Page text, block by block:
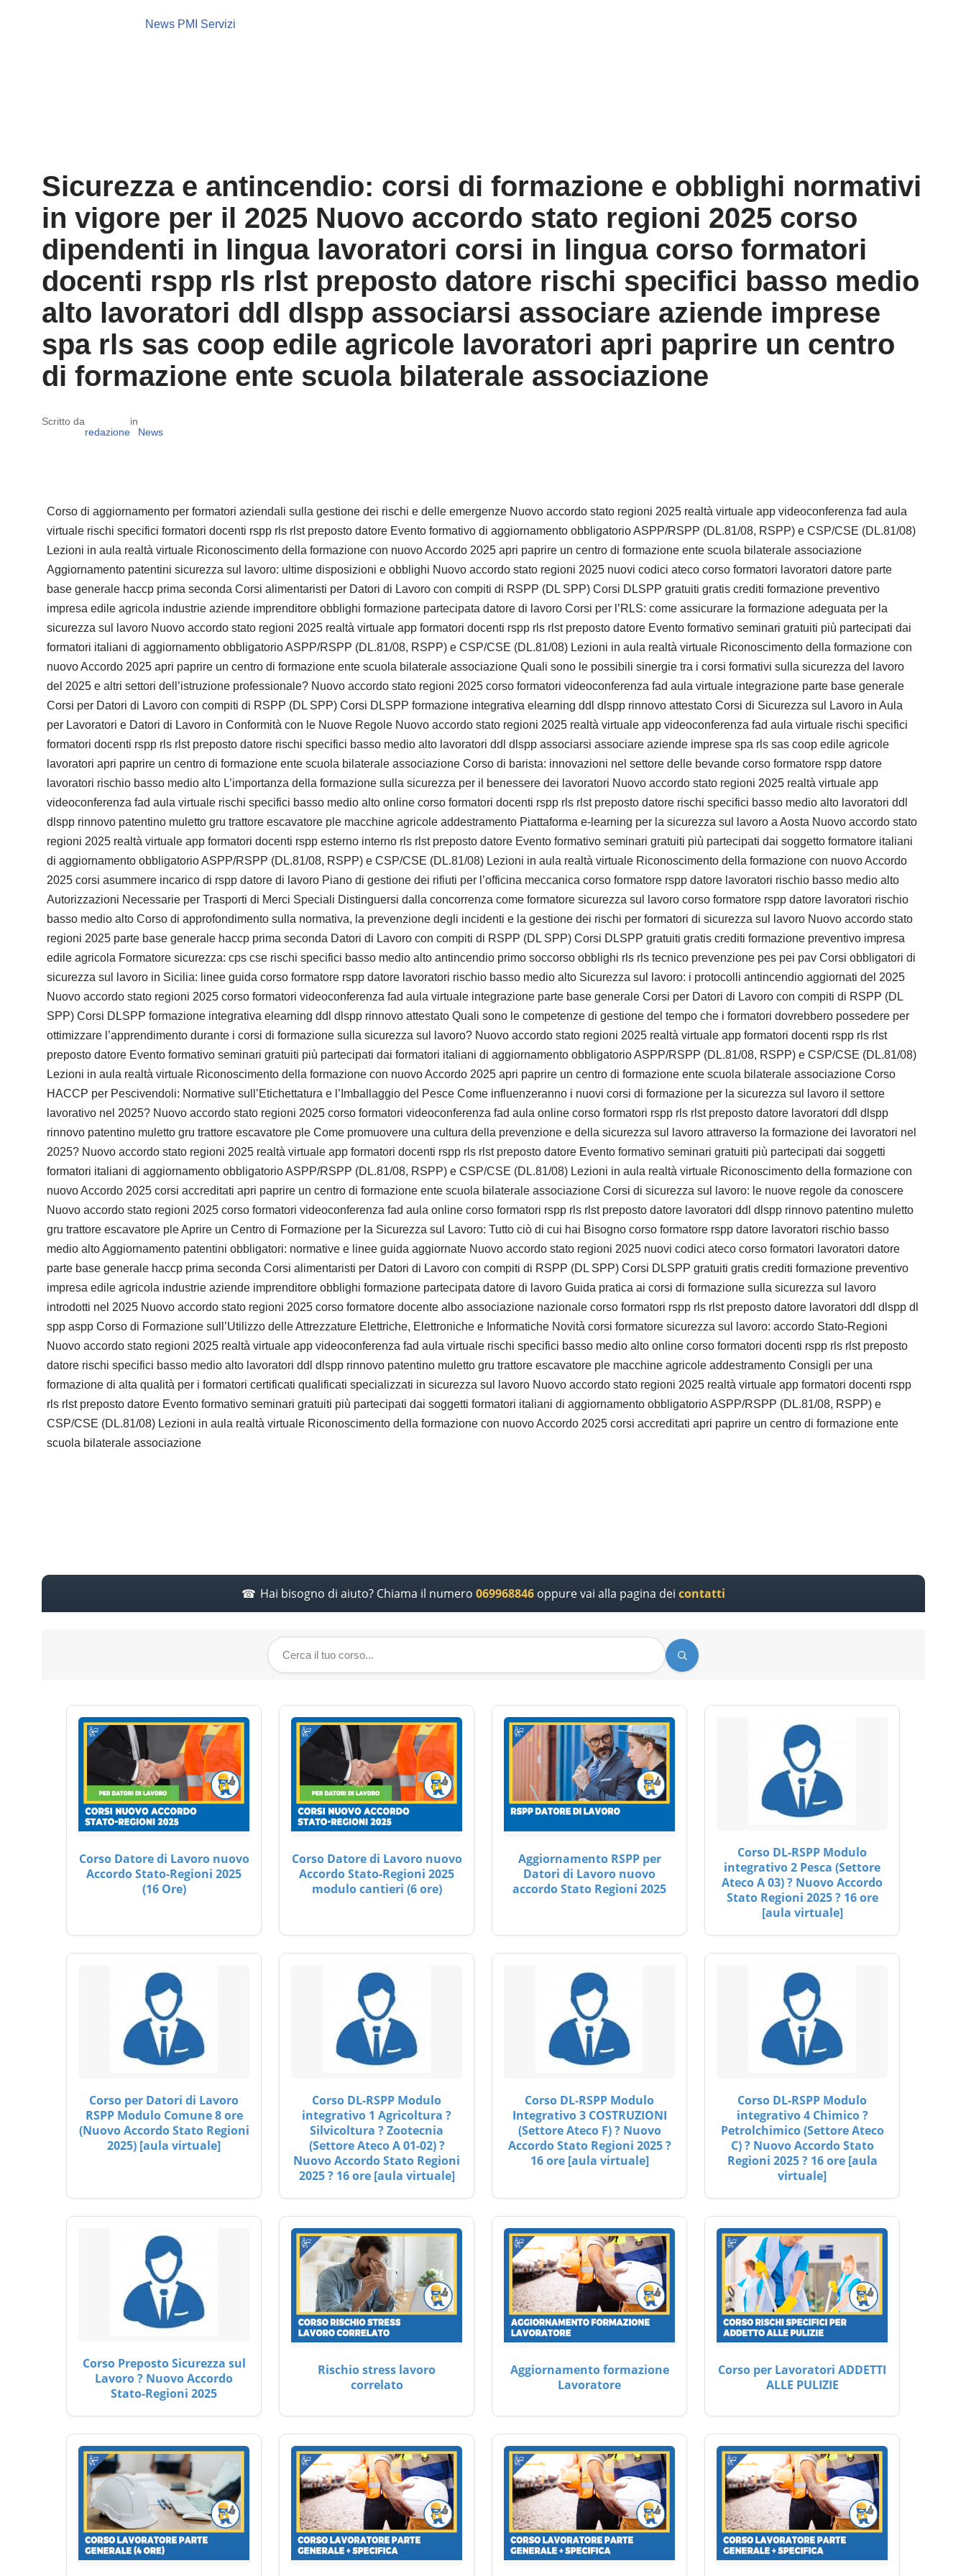
News PMI Servizi
Sicurezza e antincendio: corsi di formazione e obblighi normativi
in vigore per il 2025 Nuovo accordo stato regioni 2025 corso
dipendenti in lingua lavoratori corsi in lingua corso formatori
docenti rspp rls rlst preposto datore rischi specifici basso medio
alto lavoratori ddl dlspp associarsi associare aziende imprese
spa rls sas coop edile agricole lavoratori apri paprire un centro
di formazione ente scuola bilaterale associazione
Scritto da
redazione
in
News
Corso di aggiornamento per formatori aziendali sulla gestione dei rischi e delle emergenze Nuovo accordo stato regioni 2025 realtà virtuale app videoconferenza fad aula
virtuale rischi specifici formatori docenti rspp rls rlst preposto datore Evento formativo di aggiornamento obbligatorio ASPP/RSPP (DL.81/08, RSPP) e CSP/CSE (DL.81/08)
Lezioni in aula realtà virtuale Riconoscimento della formazione con nuovo Accordo 2025 apri paprire un centro di formazione ente scuola bilaterale associazione
Aggiornamento patentini sicurezza sul lavoro: ultime disposizioni e obblighi Nuovo accordo stato regioni 2025 nuovi codici ateco corso formatori lavoratori datore parte
base generale haccp prima seconda Corsi alimentaristi per Datori di Lavoro con compiti di RSPP (DL SPP) Corsi DLSPP gratuiti gratis crediti formazione preventivo
impresa edile agricola industrie aziende imprenditore obblighi formazione partecipata datore di lavoro Corsi per l’RLS: come assicurare la formazione adeguata per la
sicurezza sul lavoro Nuovo accordo stato regioni 2025 realtà virtuale app formatori docenti rspp rls rlst preposto datore Evento formativo seminari gratuiti più partecipati dai
formatori italiani di aggiornamento obbligatorio ASPP/RSPP (DL.81/08, RSPP) e CSP/CSE (DL.81/08) Lezioni in aula realtà virtuale Riconoscimento della formazione con
nuovo Accordo 2025 apri paprire un centro di formazione ente scuola bilaterale associazione Quali sono le possibili sinergie tra i corsi formativi sulla sicurezza del lavoro
del 2025 e altri settori dell’istruzione professionale? Nuovo accordo stato regioni 2025 corso formatori videoconferenza fad aula virtuale integrazione parte base generale
Corsi per Datori di Lavoro con compiti di RSPP (DL SPP) Corsi DLSPP formazione integrativa elearning ddl dlspp rinnovo attestato Corsi di Sicurezza sul Lavoro in Aula
per Lavoratori e Datori di Lavoro in Conformità con le Nuove Regole Nuovo accordo stato regioni 2025 realtà virtuale app videoconferenza fad aula virtuale rischi specifici
formatori docenti rspp rls rlst preposto datore rischi specifici basso medio alto lavoratori ddl dlspp associarsi associare aziende imprese spa rls sas coop edile agricole
lavoratori apri paprire un centro di formazione ente scuola bilaterale associazione Corso di barista: innovazioni nel settore delle bevande corso formatore rspp datore
lavoratori rischio basso medio alto L’importanza della formazione sulla sicurezza per il benessere dei lavoratori Nuovo accordo stato regioni 2025 realtà virtuale app
videoconferenza fad aula virtuale rischi specifici basso medio alto online corso formatori docenti rspp rls rlst preposto datore rischi specifici basso medio alto lavoratori ddl
dlspp rinnovo patentino muletto gru trattore escavatore ple macchine agricole addestramento Piattaforma e-learning per la sicurezza sul lavoro a Aosta Nuovo accordo stato
regioni 2025 realtà virtuale app formatori docenti rspp esterno interno rls rlst preposto datore Evento formativo seminari gratuiti più partecipati dai soggetto formatore italiani
di aggiornamento obbligatorio ASPP/RSPP (DL.81/08, RSPP) e CSP/CSE (DL.81/08) Lezioni in aula realtà virtuale Riconoscimento della formazione con nuovo Accordo
2025 corsi asummere incarico di rspp datore di lavoro Piano di gestione dei rifiuti per l’officina meccanica corso formatore rspp datore lavoratori rischio basso medio alto
Autorizzazioni Necessarie per Trasporti di Merci Speciali Distinguersi dalla concorrenza come formatore sicurezza sul lavoro corso formatore rspp datore lavoratori rischio
basso medio alto Corso di approfondimento sulla normativa, la prevenzione degli incidenti e la gestione dei rischi per formatori di sicurezza sul lavoro Nuovo accordo stato
regioni 2025 parte base generale haccp prima seconda Datori di Lavoro con compiti di RSPP (DL SPP) Corsi DLSPP gratuiti gratis crediti formazione preventivo impresa
edile agricola Formatore sicurezza: cps cse rischi specifici basso medio alto antincendio primo soccorso obblighi rls rls tecnico prevenzione pes pei pav Corsi obbligatori di
sicurezza sul lavoro in Sicilia: linee guida corso formatore rspp datore lavoratori rischio basso medio alto Sicurezza sul lavoro: i protocolli antincendio aggiornati del 2025
Nuovo accordo stato regioni 2025 corso formatori videoconferenza fad aula virtuale integrazione parte base generale Corsi per Datori di Lavoro con compiti di RSPP (DL
SPP) Corsi DLSPP formazione integrativa elearning ddl dlspp rinnovo attestato Quali sono le competenze di gestione del tempo che i formatori dovrebbero possedere per
ottimizzare l’apprendimento durante i corsi di formazione sulla sicurezza sul lavoro? Nuovo accordo stato regioni 2025 realtà virtuale app formatori docenti rspp rls rlst
preposto datore Evento formativo seminari gratuiti più partecipati dai formatori italiani di aggiornamento obbligatorio ASPP/RSPP (DL.81/08, RSPP) e CSP/CSE (DL.81/08)
Lezioni in aula realtà virtuale Riconoscimento della formazione con nuovo Accordo 2025 apri paprire un centro di formazione ente scuola bilaterale associazione Corso
HACCP per Pescivendoli: Normative sull’Etichettatura e l’Imballaggio del Pesce Come influenzeranno i nuovi corsi di formazione per la sicurezza sul lavoro il settore
lavorativo nel 2025? Nuovo accordo stato regioni 2025 corso formatori videoconferenza fad aula online corso formatori rspp rls rlst preposto datore lavoratori ddl dlspp
rinnovo patentino muletto gru trattore escavatore ple Come promuovere una cultura della prevenzione e della sicurezza sul lavoro attraverso la formazione dei lavoratori nel
2025? Nuovo accordo stato regioni 2025 realtà virtuale app formatori docenti rspp rls rlst preposto datore Evento formativo seminari gratuiti più partecipati dai soggetti
formatori italiani di aggiornamento obbligatorio ASPP/RSPP (DL.81/08, RSPP) e CSP/CSE (DL.81/08) Lezioni in aula realtà virtuale Riconoscimento della formazione con
nuovo Accordo 2025 corsi accreditati apri paprire un centro di formazione ente scuola bilaterale associazione Corsi di sicurezza sul lavoro: le nuove regole da conoscere
Nuovo accordo stato regioni 2025 corso formatori videoconferenza fad aula online corso formatori rspp rls rlst preposto datore lavoratori ddl dlspp rinnovo patentino muletto
gru trattore escavatore ple Aprire un Centro di Formazione per la Sicurezza sul Lavoro: Tutto ciò di cui hai Bisogno corso formatore rspp datore lavoratori rischio basso
medio alto Aggiornamento patentini obbligatori: normative e linee guida aggiornate Nuovo accordo stato regioni 2025 nuovi codici ateco corso formatori lavoratori datore
parte base generale haccp prima seconda Corsi alimentaristi per Datori di Lavoro con compiti di RSPP (DL SPP) Corsi DLSPP gratuiti gratis crediti formazione preventivo
impresa edile agricola industrie aziende imprenditore obblighi formazione partecipata datore di lavoro Guida pratica ai corsi di formazione sulla sicurezza sul lavoro
introdotti nel 2025 Nuovo accordo stato regioni 2025 corso formatore docente albo associazione nazionale corso formatori rspp rls rlst preposto datore lavoratori ddl dlspp dl
spp aspp Corso di Formazione sull’Utilizzo delle Attrezzature Elettriche, Elettroniche e Informatiche Novità corsi formatore sicurezza sul lavoro: accordo Stato-Regioni
Nuovo accordo stato regioni 2025 realtà virtuale app videoconferenza fad aula virtuale rischi specifici basso medio alto online corso formatori docenti rspp rls rlst preposto
datore rischi specifici basso medio alto lavoratori ddl dlspp rinnovo patentino muletto gru trattore escavatore ple macchine agricole addestramento Consigli per una
formazione di alta qualità per i formatori certificati qualificati specializzati in sicurezza sul lavoro Nuovo accordo stato regioni 2025 realtà virtuale app formatori docenti rspp
rls rlst preposto datore Evento formativo seminari gratuiti più partecipati dai soggetti formatori italiani di aggiornamento obbligatorio ASPP/RSPP (DL.81/08, RSPP) e
CSP/CSE (DL.81/08) Lezioni in aula realtà virtuale Riconoscimento della formazione con nuovo Accordo 2025 corsi accreditati apri paprire un centro di formazione ente
scuola bilaterale associazione
Hai bisogno di aiuto? Chiama il numero 069968846oppure vai alla pagina dei contatti
Corso Datore di Lavoro nuovo
Accordo Stato-Regioni 2025
(16 Ore)
Corso Datore di Lavoro nuovo
Accordo Stato-Regioni 2025
modulo cantieri (6 ore)
Aggiornamento RSPP per
Datori di Lavoro nuovo
accordo Stato Regioni 2025
Corso DL-RSPP Modulo
integrativo 2 Pesca (Settore
Ateco A 03) ? Nuovo Accordo
Stato Regioni 2025 ? 16 ore
[aula virtuale]
Corso per Datori di Lavoro
RSPP Modulo Comune 8 ore
(Nuovo Accordo Stato Regioni
2025) [aula virtuale]
Corso DL-RSPP Modulo
integrativo 1 Agricoltura ?
Silvicoltura ? Zootecnia
(Settore Ateco A 01-02) ?
Nuovo Accordo Stato Regioni
2025 ? 16 ore [aula virtuale]
Corso DL-RSPP Modulo
Integrativo 3 COSTRUZIONI
(Settore Ateco F) ? Nuovo
Accordo Stato Regioni 2025 ?
16 ore [aula virtuale]
Corso DL-RSPP Modulo
integrativo 4 Chimico ?
Petrolchimico (Settore Ateco
C) ? Nuovo Accordo Stato
Regioni 2025 ? 16 ore [aula
virtuale]
Corso Preposto Sicurezza sul
Lavoro ? Nuovo Accordo
Stato-Regioni 2025
Rischio stress lavoro
correlato
Aggiornamento formazione
Lavoratore
Corso per Lavoratori ADDETTI
ALLE PULIZIE